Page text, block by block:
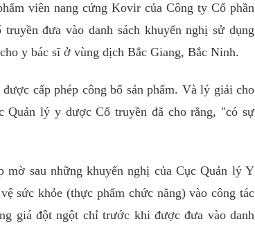
viên nang cứng Kovir của Công ty Cổ phần
đưa vào danh sách khuyến nghị sử dụng
y bác sĩ ở vùng dịch Bắc Giang, Bắc Ninh.
cấp phép công bố sản phẩm. Và lý giải cho
Quản lý y dược Cổ truyền đã cho rằng, "có sự
sau những khuyến nghị của Cục Quản lý Y
sức khỏe (thực phẩm chức năng) vào công tác
giá đột ngột chỉ trước khi được đưa vào danh